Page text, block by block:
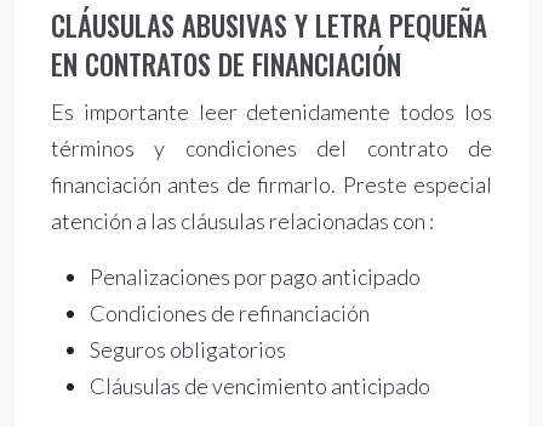
CLÁUSULAS ABUSIVAS Y LETRA PEQUEÑA
EN CONTRATOS DE FINANCIACIÓN
Es importante leer detenidamente todos los
términos y condiciones del contrato de
financiación antes de firmarlo. Preste especial
atención a las cláusulas relacionadas con :
Penalizaciones por pago anticipado
Condiciones de refinanciación
Seguros obligatorios
Cláusulas de vencimiento anticipado